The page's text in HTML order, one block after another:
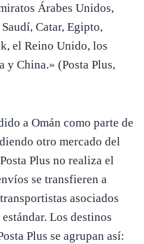
Árabes Unidos,
Catar, Egipto,
el Reino Unido, los
y China.» (Posta Plus,
a Omán como parte de
otro mercado del
Plus no realiza el
se transfieren a
asociados
Los destinos
Plus se agrupan así: